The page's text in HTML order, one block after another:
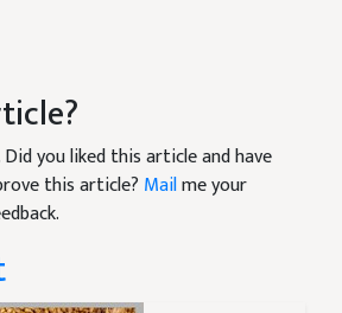
Did you liked this article and have
this article? Mailme your